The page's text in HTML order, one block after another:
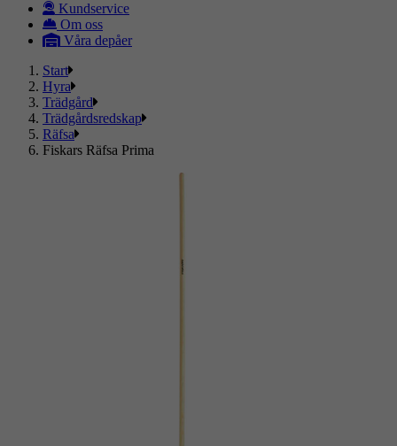
Kundservice
Om oss
Våra depåer
Start
Hyra
Trädgård
Trädgårdsredskap
Räfsa
Fiskars Räfsa Prima